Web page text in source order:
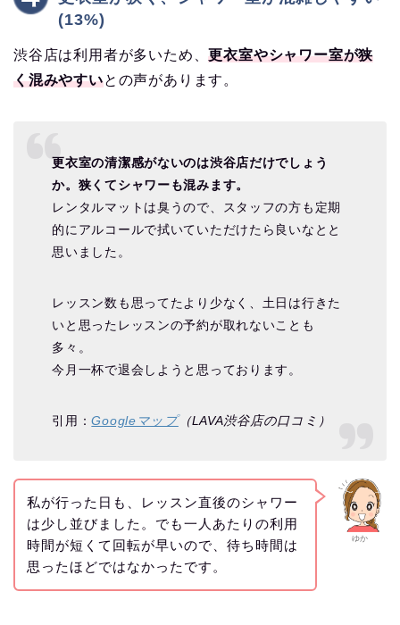
(13%)
渋谷店は利用者が多いため、更衣室やシャワー室が狭
く混みやすいとの声があります。
更衣室の清潔感がないのは渋谷店だけでしょう
か。狭くてシャワーも混みます。
レンタルマットは臭うので、スタッフの方も定期
的にアルコールで拭いていただけたら良いなとと
思いました。
レッスン数も思ってたより少なく、土日は行きた
いと思ったレッスンの予約が取れないことも
多々。
今月一杯で退会しようと思っております。
引用：Googleマップ（LAVA渋谷店の口コミ）
ゆか
私が行った日も、レッスン直後のシャワー
は少し並びました。でも一人あたりの利用
時間が短くて回転が早いので、待ち時間は
思ったほどではなかったです。